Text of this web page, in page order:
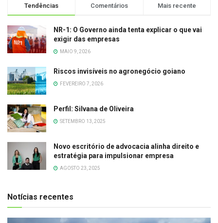
Tendências Comentários Mais recente
NR-1: O Governo ainda tenta explicar o que vai
exigir das empresas
MAIO 9, 2026
Riscos invisíveis no agronegócio goiano
FEVEREIRO 7, 2026
Perfil: Silvana de Oliveira
SETEMBRO 13, 2025
Novo escritório de advocacia alinha direito e
estratégia para impulsionar empresa
AGOSTO 23, 2025
Notícias recentes